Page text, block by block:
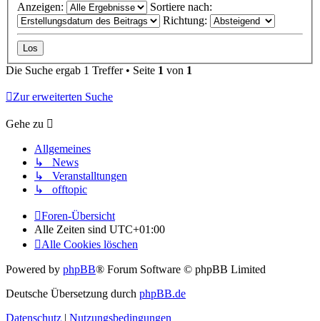
Anzeigen:
Sortiere nach:
Richtung:
Die Suche ergab 1 Treffer • Seite 1 von 1
Zur erweiterten Suche
Gehe zu
Allgemeines
↳ News
↳ Veranstalltungen
↳ offtopic
Foren-Übersicht
Alle Zeiten sind UTC+01:00
Alle Cookies löschen
Powered by phpBB® Forum Software © phpBB Limited
Deutsche Übersetzung durch phpBB.de
Datenschutz
Nutzungsbedingungen